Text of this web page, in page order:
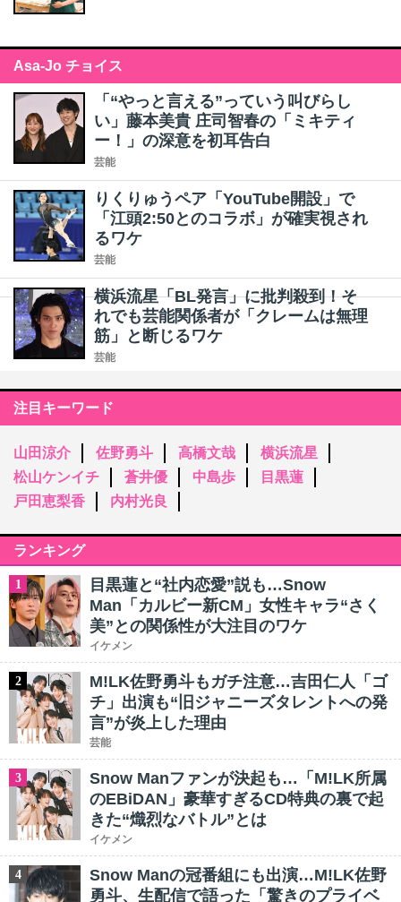
Asa-Jo チョイス
「“やっと言える”っていう叫びらし
い」藤本美貴 庄司智春の「ミキティ
ー！」の深意を初耳告白
芸能
りくりゅうペア「YouTube開設」で
「江頭2:50とのコラボ」が確実視され
るワケ
芸能
横浜流星「BL発言」に批判殺到！そ
れでも芸能関係者が「クレームは無理
筋」と断じるワケ
芸能
注目キーワード
山田涼介 佐野勇斗 高橋文哉
横浜流星
松山ケンイチ
蒼井優 中島歩
目黒蓮
戸田恵梨香
内村光良
ランキング
1
目黒蓮と“社内恋愛”説も…Snow
Man「カルビー新CM」女性キャラ“さく
美”との関係性が大注目のワケ
イケメン
2
M!LK佐野勇斗もガチ注意…吉田仁人「ゴ
チ」出演も“旧ジャニーズタレントへの発
言”が炎上した理由
芸能
3
Snow Manファンが決起も…「M!LK所属
のEBiDAN」豪華すぎるCD特典の裏で起
きた“熾烈なバトル”とは
イケメン
4
Snow Manの冠番組にも出演…M!LK佐野
勇斗、生配信で語った「驚きのプライベ